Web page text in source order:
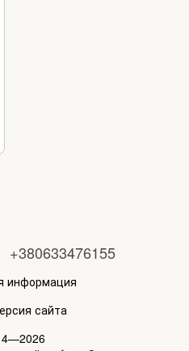
+380633476155
информация
сайта